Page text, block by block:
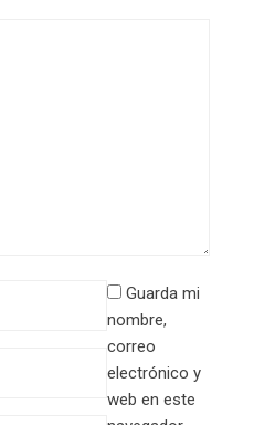
Guarda mi
nombre,
correo
electrónico y
web en este